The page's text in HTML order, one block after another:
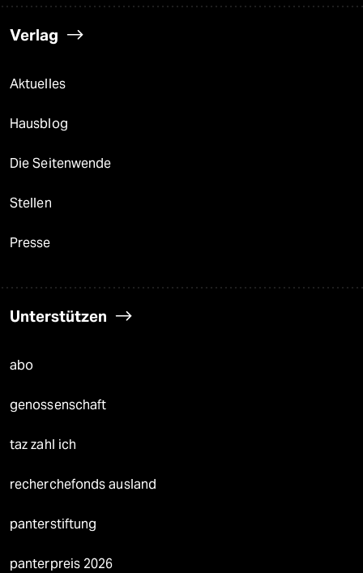
Verlag
Aktuelles
Hausblog
Die Seitenwende
Stellen
Presse
Unterstützen
abo
genossenschaft
taz zahl ich
recherchefonds ausland
panterstiftung
panterpreis 2026